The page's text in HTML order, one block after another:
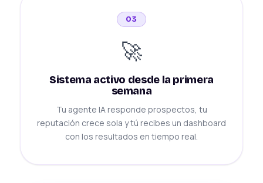
03
🚀
Sistema activo desde la primera
semana
Tu agente IA responde prospectos, tu
reputación crece sola y tú recibes un dashboard
con los resultados en tiempo real.